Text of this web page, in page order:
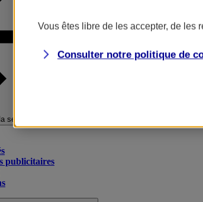
section précédente
publicitaires
Vous êtes libre de les accepter, de les
Consulter notre politique de